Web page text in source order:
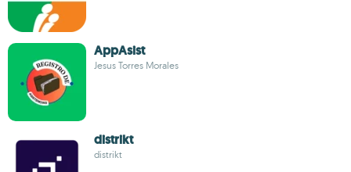
AppAsist
Jesus Torres Morales
distrikt
distrikt